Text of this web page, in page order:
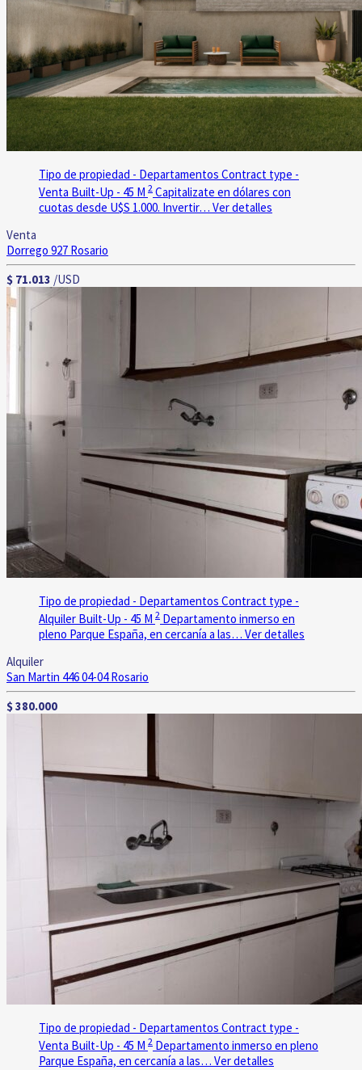
Tipo de propiedad - Departamentos Contract type -
Venta Built-Up - 45 M 2 Capitalizate en dólares con
cuotas desde U$S 1.000. Invertir… Ver detalles
Venta
Dorrego 927 Rosario
$ 71.013 /USD
Tipo de propiedad - Departamentos Contract type -
Alquiler Built-Up - 45 M 2 Departamento inmerso en
pleno Parque España, en cercanía a las… Ver detalles
Alquiler
San Martin 446 04-04 Rosario
$ 380.000
Tipo de propiedad - Departamentos Contract type -
Venta Built-Up - 45 M 2 Departamento inmerso en pleno
Parque España, en cercanía a las… Ver detalles